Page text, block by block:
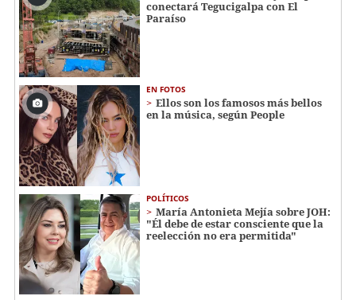
conectará Tegucigalpa con El
Paraíso
EN FOTOS
Ellos son los famosos más bellos
en la música, según People
POLÍTICOS
María Antonieta Mejía sobre JOH:
"Él debe de estar consciente que la
reelección no era permitida"